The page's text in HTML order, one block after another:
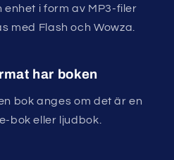
enhet i form av MP3-filer
med Flash och Wowza.
har boken
bok anges om det är en
bok eller ljudbok.